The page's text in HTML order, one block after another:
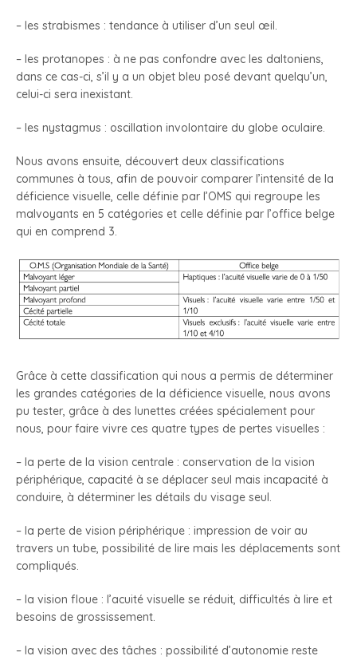
– les strabismes : tendance à utiliser d’un seul œil.
– les protanopes : à ne pas confondre avec les daltoniens,
dans ce cas-ci, s’il y a un objet bleu posé devant quelqu’un,
celui-ci sera inexistant.
– les nystagmus : oscillation involontaire du globe oculaire.
Nous avons ensuite, découvert deux classifications
communes à tous, afin de pouvoir comparer l’intensité de la
déficience visuelle, celle définie par l’OMS qui regroupe les
malvoyants en 5 catégories et celle définie par l’office belge
qui en comprend 3.
Grâce à cette classification qui nous a permis de déterminer
les grandes catégories de la déficience visuelle, nous avons
pu tester, grâce à des lunettes créées spécialement pour
nous, pour faire vivre ces quatre types de pertes visuelles :
– la perte de la vision centrale : conservation de la vision
périphérique, capacité à se déplacer seul mais incapacité à
conduire, à déterminer les détails du visage seul.
– la perte de vision périphérique : impression de voir au
travers un tube, possibilité de lire mais les déplacements sont
compliqués.
– la vision floue : l’acuité visuelle se réduit, difficultés à lire et
besoins de grossissement.
– la vision avec des tâches : possibilité d’autonomie reste